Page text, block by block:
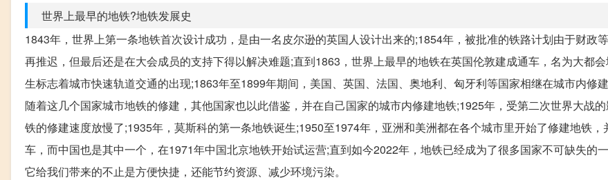
世界上最早的地铁?地铁发展史
1843年，世界上第一条地铁首次设计成功，是由一名皮尔逊的英国人设计出来的;1854年，被批准的铁路计划由于财政
再推迟，但最后还是在大会成员的支持下得以解决难题;直到1863，世界上最早的地铁在英国伦敦建成通车，名为大都
生标志着城市快速轨道交通的出现;1863年至1899年期间，美国、英国、法国、奥地利、匈牙利等国家相继在城市内修
随着这几个国家城市地铁的修建，其他国家也以此借鉴，并在自己国家的城市内修建地铁;1925年，受第二次世界大战
铁的修建速度放慢了;1935年，莫斯科的第一条地铁诞生;1950至1974年，亚洲和美洲都在各个城市里开始了修建地铁，
车，而中国也是其中一个，在1971年中国北京地铁开始试运营;直到如今2022年，地铁已经成为了很多国家不可缺失的
它给我们带来的不止是方便快捷，还能节约资源、减少环境污染。